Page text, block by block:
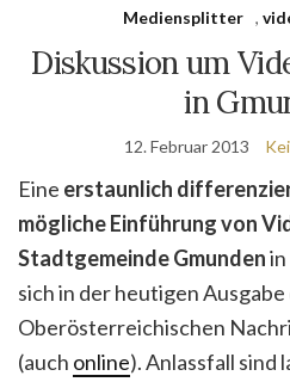
Mediensplitter ,
Diskussion um
in
12. Februar 2013
Eine erstaunlich
mögliche Einführung von
Stadtgemeinde Gmunden
sich in der heutigen
Oberösterreichischen
(auch online). Anlassfall sind